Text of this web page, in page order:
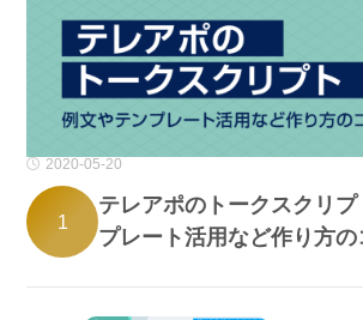
2020-05-20
1
テレアポのトークスクリ
プレート活用など作り方